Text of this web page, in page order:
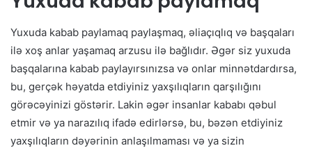
Yuxuda kabab paylamaq paylaşmaq, əliaçıqlıq və başqaları
ilə xoş anlar yaşamaq arzusu ilə bağlıdır. Əgər siz yuxuda
başqalarına kabab paylayırsınızsa və onlar minnətdardırsa,
bu, gerçək həyatda etdiyiniz yaxşılıqların qarşılığını
görəcəyinizi göstərir. Lakin əgər insanlar kababı qəbul
etmir və ya narazılıq ifadə edirlərsə, bu, bəzən etdiyiniz
yaxşılıqların dəyərinin anlaşılmaması və ya sizin